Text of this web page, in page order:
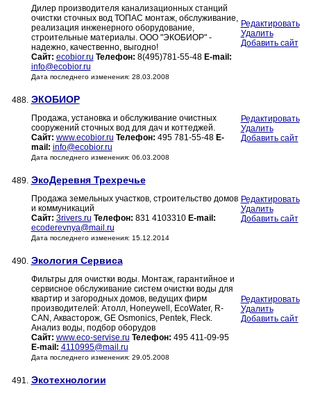
Дилер производителя канализационных станций
очистки сточных вод ТОПАС монтаж, обслуживание,
реализация инженерного оборудование,
строительные материалы. ООО "ЭКОБИОР" -
надежно, качественно, выгодно!
Сайт: ecobior.ru Телефон: 8(495)781-55-48 E-mail:
info@ecobior.ru
Дата последнего изменения: 28.03.2008
Редактировать
Удалить
Добавить сайт
488. ЭКОБИОР
Продажа, установка и обслуживание очистных
сооружений сточных вод для дач и коттеджей.
Сайт: www.ecobior.ru Телефон: 495 781-55-48 E-
mail: info@ecobior.ru
Дата последнего изменения: 06.03.2008
Редактировать
Удалить
Добавить сайт
489. ЭкоДеревня Трехречье
Продажа земельных участков, строительство домов
и коммуникаций
Сайт: 3rivers.ru Телефон: 831 4103310 E-mail:
ecoderevnya@mail.ru
Дата последнего изменения: 15.12.2014
Редактировать
Удалить
Добавить сайт
490. Экология Сервиса
Фильтры для очистки воды. Монтаж, гарантийное и
сервисное обслуживание систем очистки воды для
квартир и загородных домов, ведущих фирм
производителей: Атолл, Honeywell, EcoWater, R-
CAN, Аквасторож, GE Osmonics, Pentek, Fleck.
Анализ воды, подбор оборудов
Сайт: www.eco-servise.ru Телефон: 495 411-09-95
E-mail: 4110995@mail.ru
Дата последнего изменения: 29.05.2008
Редактировать
Удалить
Добавить сайт
491. Экотехнологии